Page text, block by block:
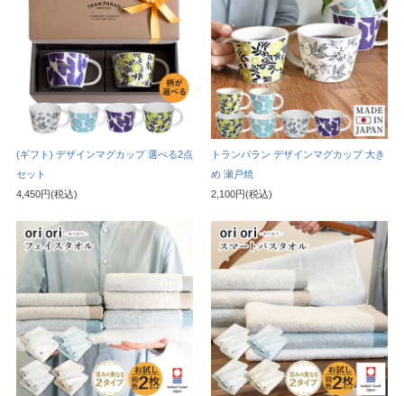
(ギフト) デザインマグカップ 選べる2点
セット
4,450円(税込)
トランパラン デザインマグカップ 大き
め 瀬戸焼
2,100円(税込)